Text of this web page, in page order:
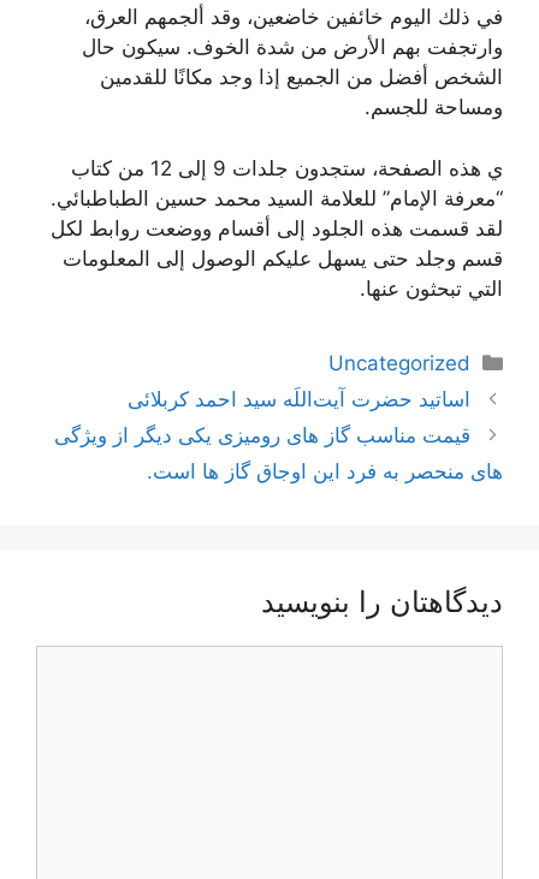
في ذلك اليوم خائفين خاضعين، وقد ألجمهم العرق،
وارتجفت بهم الأرض من شدة الخوف. سيكون حال
الشخص أفضل من الجميع إذا وجد مكانًا للقدمين
ومساحة للجسم.
ي هذه الصفحة، ستجدون جلدات 9 إلى 12 من كتاب
“معرفة الإمام” للعلامة السيد محمد حسين الطباطبائي.
لقد قسمت هذه الجلود إلى أقسام ووضعت روابط لكل
قسم وجلد حتى يسهل عليكم الوصول إلى المعلومات
التي تبحثون عنها.
دسته‌ها
Uncategorized
ناوبری
نوشته‌ها
اساتید حضرت آیت‌اللَه سید احمد کربلائی
قیمت مناسب گاز های رومیزی یکی دیگر از ویژگی
های منحصر به فرد این اوجاق گاز ها است.
دیدگاهتان را بنویسید